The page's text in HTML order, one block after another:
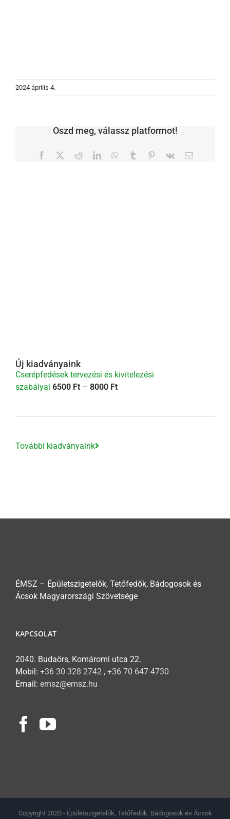
2024 április 4.
Oszd meg, válassz platformot!
Facebook RedditLinkedInWhatsApp
Tumblr Pinterest
Vk Email:
Új kiadványaink
Cserépfedések tervezési és kivitelezési
szabályai 6500 Ft – 8000 FtÁrtartomány:
További kiadványaink
ÉMSZ – Épületszigetelők, Tetőfedők, Bádogosok és
Ácsok Magyarországi Szövetsége
KAPCSOLAT
2040. Budaörs, Komáromi utca 22.
Mobil: +36 30 328 2742 , +36 70 647 4730
Email: emsz@emsz.hu
Copyright 2020 - Épületszigetelők, Tetőfedők, Bádogosok és Ácsok